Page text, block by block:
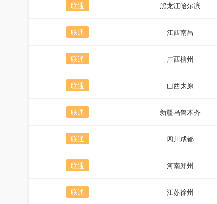
联通 黑龙江哈尔滨
联通 江西南昌
联通 广西柳州
联通 山西太原
联通 新疆乌鲁木齐
联通 四川成都
联通 河南郑州
联通 江苏徐州